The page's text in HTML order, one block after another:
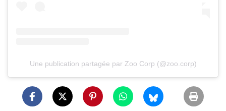
Une publication partagée par Zoo Corp (@zoo.corp)